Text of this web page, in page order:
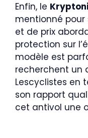
Enfin, le
mentionné
et de prix
protection sur
modèle est
recherchent un
Lescyclistes en
son rapport
cet antivol une